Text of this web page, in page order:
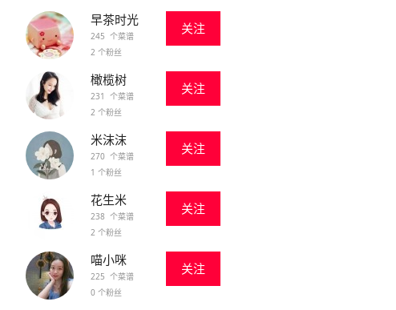
早茶时光
245 个菜谱
2 个粉丝
关注
橄榄树
231 个菜谱
2 个粉丝
关注
米沫沫
270 个菜谱
1 个粉丝
关注
花生米
238 个菜谱
2 个粉丝
关注
喵小咪
225 个菜谱
0 个粉丝
关注